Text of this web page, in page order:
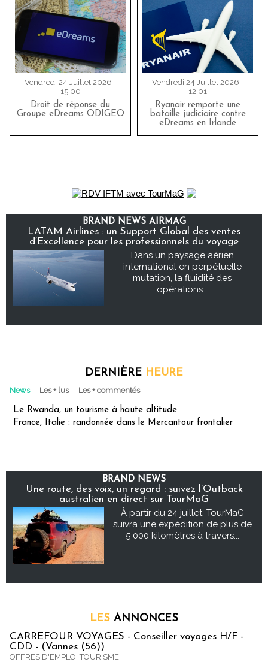
Vendredi 24 Juillet 2026 -
15:00
Droit de réponse du
Groupe eDreams ODIGEO
Vendredi 24 Juillet 2026 -
12:01
Ryanair remporte une
bataille judiciaire contre
eDreams en Irlande
BRAND NEWS AIRMAG
LATAM Airlines : un Support Global des ventes
d’Excellence pour les professionnels du voyage
Dans un paysage aérien
international en perpétuelle
mutation, la fluidité des
opérations...
DERNIÈRE HEURE
News Les + lus Les + commentés
Le Rwanda, un tourisme à haute altitude
France, Italie : randonnée dans le Mercantour frontalier
BRAND NEWS
Une route, des voix, un regard : suivez l’Outback
australien en direct sur TourMaG
À partir du 24 juillet, TourMaG
suivra une expédition de plus de
5 000 kilomètres à travers...
LES ANNONCES
CARREFOUR VOYAGES - Conseiller voyages H/F -
CDD - (Vannes (56))
OFFRES D'EMPLOI TOURISME